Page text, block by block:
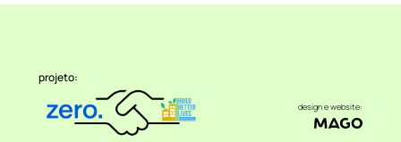
projeto:
design e website: